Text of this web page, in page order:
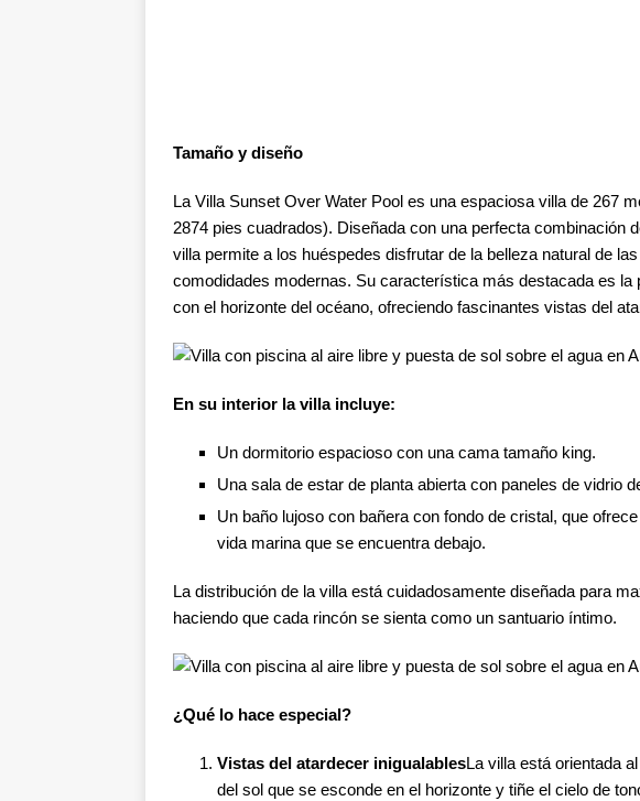
Tamaño y diseño
La Villa Sunset Over Water Pool es una espaciosa villa de 267
2874 pies cuadrados). Diseñada con una perfecta combinación
villa permite a los huéspedes disfrutar de la belleza natural de
comodidades modernas. Su característica más destacada es la
con el horizonte del océano, ofreciendo fascinantes vistas del
En su interior la villa incluye:
Un dormitorio espacioso con una cama tamaño king.
Una sala de estar de planta abierta con paneles de vidrio
Un baño lujoso con bañera con fondo de cristal, que
vida marina que se encuentra debajo.
La distribución de la villa está cuidadosamente diseñada para
haciendo que cada rincón se sienta como un santuario íntimo.
¿Qué lo hace especial?
Vistas del atardecer inigualablesLa villa está orientada
del sol que se esconde en el horizonte y tiñe el cielo de